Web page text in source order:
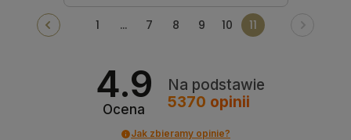
1 ... 7 8 9 10 11
4.9
Ocena
Na podstawie
5370 opinii
Jak zbieramy opinie?